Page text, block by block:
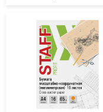
STAFF, 113489